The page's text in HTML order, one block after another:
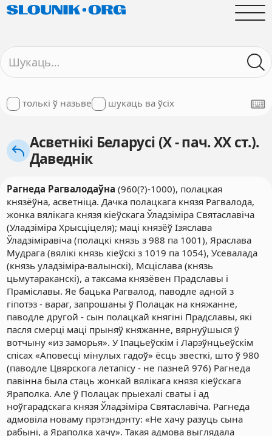
толькі ў назьве шукаць ва ўсіх
Асветнікі Беларусі (X - пач. XX ст.).
Даведнік
Рагнеда Рагвалодаўна (960(?)-1000), полацкая
князёўна, асветніца. Дачка полацкага князя Рагвалода,
жонка вялікага князя кіеўскага Ўладзіміра Святаславіча
(Уладзіміра Хрысціцеля); маці князёў Ізяслава
Ўладзіміравіча (полацкі князь з 988 па 1001), Яраслава
Мудрага (вялікі князь кіеўскі з 1019 па 1054), Усевалада
(князь уладзіміра-валынскі), Мсціслава (князь
цьмутараканскі), а таксама князёвен Прадславы і
Праміславы. Яе бацька Рагвалод, паводле адной з
гіпотэз - вараг, запрошаны ў Полацак на княжанне,
паводле другой - сын полацкай княгіні Прадславы, які
пасля смерці маці прыняў княжанне, вярнуўшыся ў
вотчыну «из заморья». У Іпацьеўскім і Ларэўнцьеўскім
спісах «Аповесці мінулых гадоў» ёсць звесткі, што ў 980
(паводле Цвярскога летапісу - не пазней 976) Рагнеда
павінна была стаць жонкай вялікага князя кіеўскага
Яраполка. Але ў Полацак прыехалі сваты і ад
ноўгарадскага князя Ўладзіміра Святаславіча. Рагнеда
адмовіла новаму прэтэндэнту: «Не хачу разуць сына
рабыні, а Яраполка хачу». Такая адмова выглядала